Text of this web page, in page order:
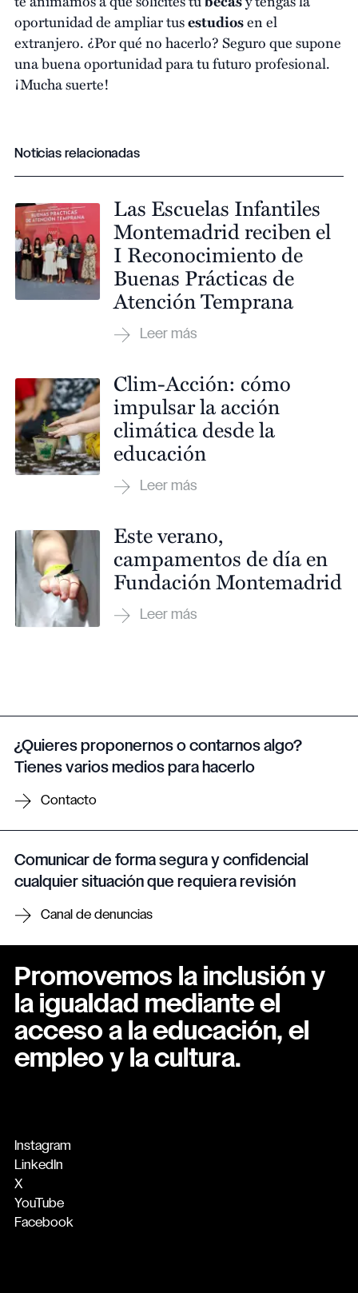
oportunidad de ampliar tusestudiosen el
extranjero. ¿Por qué no hacerlo? Seguro que supone
una buena oportunidad para tu futuro profesional.
¡Mucha suerte!
Noticias relacionadas
Las Escuelas Infantiles
Montemadrid reciben el
I Reconocimiento de
Buenas Prácticas de
Atención Temprana
Clim-Acción: cómo
impulsar la acción
climática desde la
educación
Este verano,
campamentos de día en
Fundación Montemadrid
¿Quieres proponernos o contarnos algo?
Tienes varios medios para hacerlo
Contacto
Comunicar de forma segura y confidencial
cualquier situación que requiera revisión
Canal de denuncias
Promovemos la inclusión y
la igualdad mediante el
acceso a la educación, el
empleo y la cultura.
Instagram
LinkedIn
X
YouTube
Facebook